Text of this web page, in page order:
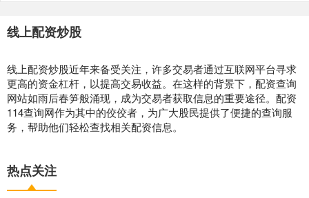
线上配资炒股
线上配资炒股近年来备受关注，许多交易者通过互联网平台寻求
更高的资金杠杆，以提高交易收益。在这样的背景下，配资查询
网站如雨后春笋般涌现，成为交易者获取信息的重要途径。配资
114查询网作为其中的佼佼者，为广大股民提供了便捷的查询服
务，帮助他们轻松查找相关配资信息。
热点关注